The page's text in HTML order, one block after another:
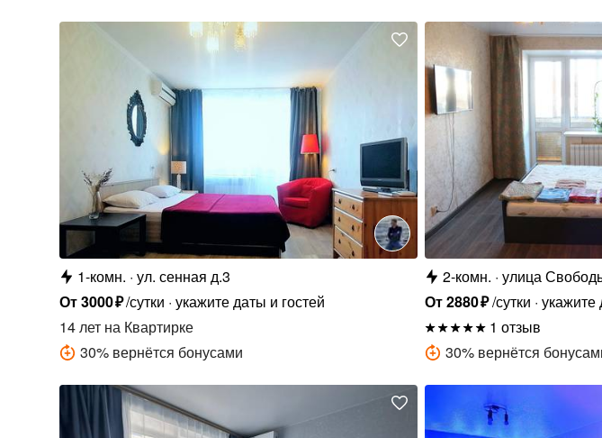
1-комн. ул. сенная д.3
От3000₽/сутки укажите даты и гостей
14 летна Квартирке
30% вернётся бонусами
2-комн. улица
От2880₽/сутки укажите
1 отзыв
30% вернётся